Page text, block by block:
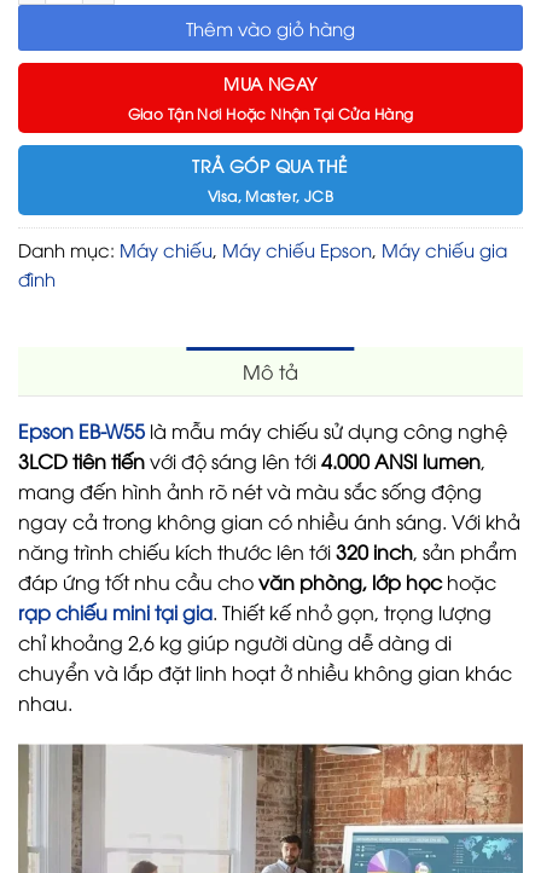
Thêm vào giỏ hàng
MUA NGAY
Giao Tận Nơi Hoặc Nhận Tại Cửa Hàng
TRẢ GÓP QUA THẺ
Visa, Master, JCB
Danh mục: Máy chiếu Máy chiếu Epson Máy chiếu gia
đình
Mô tả
Epson EB-W55 là mẫu máy chiếu sử dụng công nghệ
3LCD tiên tiếnvới độ sáng lên tới4.000 ANSI lumen,
mang đến hình ảnh rõ nét và màu sắc sống động
ngay cả trong không gian có nhiều ánh sáng. Với khả
năng trình chiếu kích thước lên tới320 inch, sản phẩm
đáp ứng tốt nhu cầu chovăn phòng, lớp họchoặc
rạp chiếu mini tại gia. Thiết kế nhỏ gọn, trọng lượng
chỉ khoảng 2,6 kg giúp người dùng dễ dàng di
chuyển và lắp đặt linh hoạt ở nhiều không gian khác
nhau.